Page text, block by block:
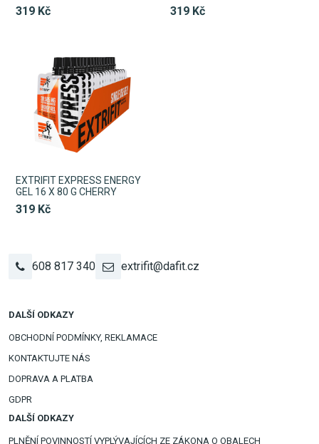
319 Kč 319 Kč
EXTRIFIT EXPRESS ENERGY
GEL 16 X 80 G CHERRY
319 Kč
608 817 340 extrifit@dafit.cz
DALŠÍ ODKAZY
OBCHODNÍ PODMÍNKY, REKLAMACE
KONTAKTUJTE NÁS
DOPRAVA A PLATBA
GDPR
DALŠÍ ODKAZY
PLNĚNÍ POVINNOSTÍ VYPLÝVAJÍCÍCH ZE ZÁKONA O OBALECH